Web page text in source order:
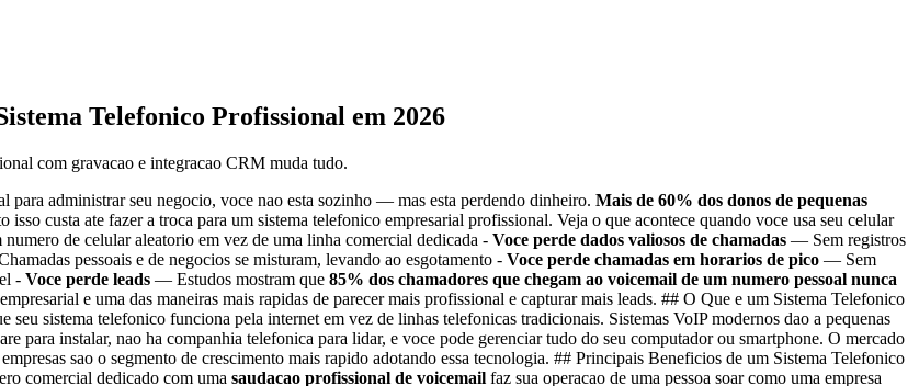
Telefonico Profissional em 2026
com gravacao e integracao CRM muda tudo.
para administrar seu negocio, voce nao esta sozinho — mas esta perdendo dinheiro. Mais de 60% dos donos de pequenas
isso custa ate fazer a troca para um sistema telefonico empresarial profissional. Veja o que acontece quando voce usa seu celular
de celular aleatorio em vez de uma linha comercial dedicada - Voce perde dados valiosos de chamadas — Sem registros
pessoais e de negocios se misturam, levando ao esgotamento - Voce perde chamadas em horarios de pico — Sem
- Voce perde leads — Estudos mostram que 85% dos chamadores que chegam ao voicemail de um numero pessoal nunca
e uma das maneiras mais rapidas de parecer mais profissional e capturar mais leads. ## O Que e um Sistema Telefonico
sistema telefonico funciona pela internet em vez de linhas telefonicas tradicionais. Sistemas VoIP modernos dao a pequenas
para instalar, nao ha companhia telefonica para lidar, e voce pode gerenciar tudo do seu computador ou smartphone. O mercado
empresas sao o segmento de crescimento mais rapido adotando essa tecnologia. ## Principais Beneficios de um Sistema Telefonico
comercial dedicado com uma saudacao profissional de voicemail faz sua operacao de uma pessoa soar como uma empresa